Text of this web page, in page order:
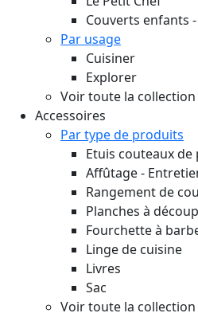
Couverts enfants
Par usage
Cuisiner
Explorer
Voir toute la collection
Accessoires
Par type de produits
Etuis couteaux de
Affûtage -
Rangement de
Planches à
Fourchette à
Linge de cuisine
Livres
Sac
Voir toute la collection